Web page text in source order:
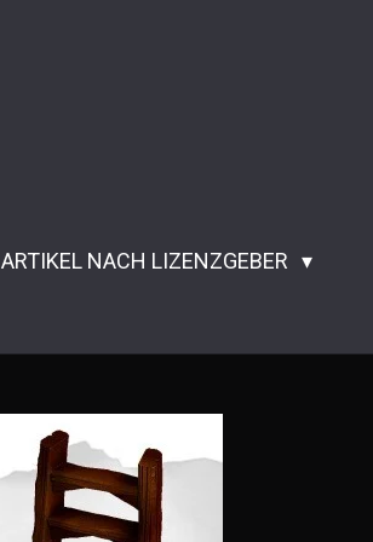
ARTIKEL NACH LIZENZGEBER